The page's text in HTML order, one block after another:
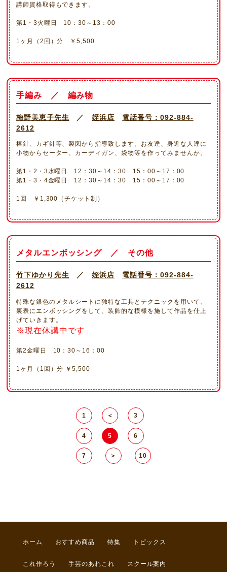
講師資格取得もできます。
第1・3火曜日 10：30～13：00
1ヶ月（2回）分 ￥5,500
手編み ／ 編み物
梅野美恵子先生 ／姪浜店
電話番号：092-884-
2612
棒針、カギ針等、製図から指導致します。お友達、身近な人達に
小物からセーター、カーディガン、袋物等を作ってみませんか。
第1・2・3水曜日 12：30～14：30 15：00～17：00
第1・3・4金曜日 12：30～14：30 15：00～17：00
1回 ￥1,300（チケット制）
メタルエンボッシング ／ その他
竹下ゆかり先生 ／姪浜店
電話番号：092-884-
2612
特殊な銀色のメタルシートに独特な工具とテクニックを用いて、
裏表にエンボッシングをして、装飾的な模様を施して作品を仕上
げていきます。
※現在休講中です
第2金曜日 10：30～16：00
1ヶ月（1回）分 ￥5,500
1 ＜ 3
4 5 6
7 ＞ 10
ホーム おすすめ商品 特集 トピックス
これ作ろう 手芸のあれこれ スクール案内